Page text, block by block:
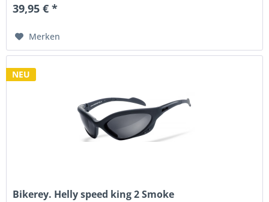
39,95 € *
Merken
NEU
Bikerey. Helly speed king 2 Smoke